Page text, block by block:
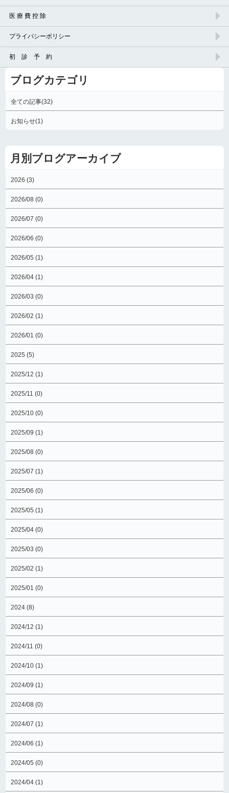
医 療 費 控 除
プライバシーポリシー
初 診 予 約
ブログカテゴリ
全ての記事(32)
お知らせ(1)
月別ブログアーカイブ
2026 (3)
2026/08 (0)
2026/07 (0)
2026/06 (0)
2026/05 (1)
2026/04 (1)
2026/03 (0)
2026/02 (1)
2026/01 (0)
2025 (5)
2025/12 (1)
2025/11 (0)
2025/10 (0)
2025/09 (1)
2025/08 (0)
2025/07 (1)
2025/06 (0)
2025/05 (1)
2025/04 (0)
2025/03 (0)
2025/02 (1)
2025/01 (0)
2024 (8)
2024/12 (1)
2024/11 (0)
2024/10 (1)
2024/09 (1)
2024/08 (0)
2024/07 (1)
2024/06 (1)
2024/05 (0)
2024/04 (1)